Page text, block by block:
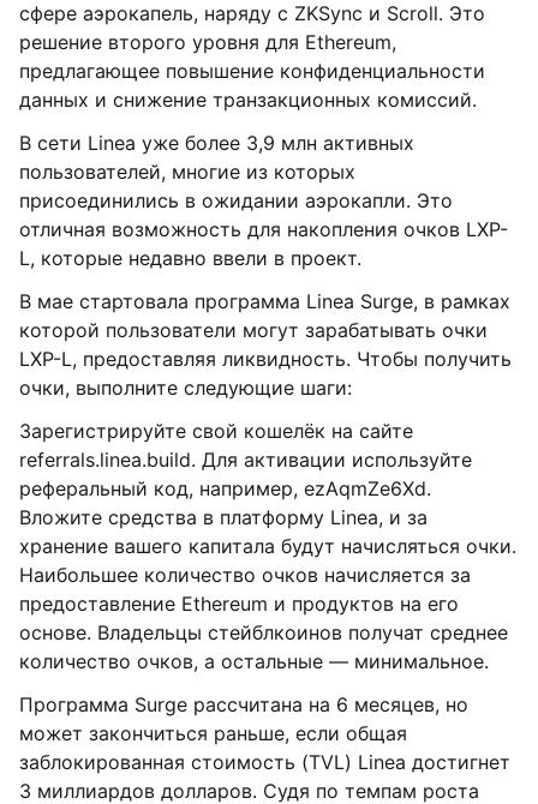
сфере аэрокапель, наряду с ZKSync и Scroll. Это
решение второго уровня для Ethereum,
предлагающее повышение конфиденциальности
данных и снижение транзакционных комиссий.
В сети Linea уже более 3,9 млн активных
пользователей, многие из которых
присоединились в ожидании аэрокапли. Это
отличная возможность для накопления очков LXP-
L, которые недавно ввели в проект.
В мае стартовала программа Linea Surge, в рамках
которой пользователи могут зарабатывать очки
LXP-L, предоставляя ликвидность. Чтобы получить
очки, выполните следующие шаги:
Зарегистрируйте свой кошелёк на сайте
referrals.linea.build. Для активации используйте
реферальный код, например, ezAqmZe6Xd.
Вложите средства в платформу Linea, и за
хранение вашего капитала будут начисляться очки.
Наибольшее количество очков начисляется за
предоставление Ethereum и продуктов на его
основе. Владельцы стейблкоинов получат среднее
количество очков, а остальные — минимальное.
Программа Surge рассчитана на 6 месяцев, но
может закончиться раньше, если общая
заблокированная стоимость (TVL) Linea достигнет
3 миллиардов долларов. Судя по темпам роста